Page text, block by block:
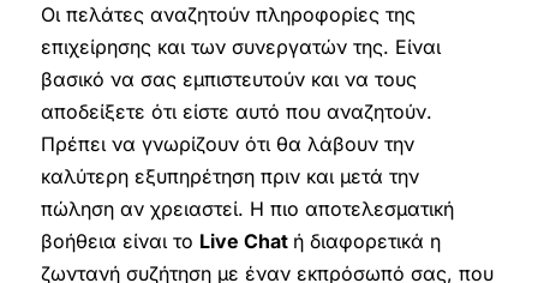
Οι πελάτες αναζητούν πληροφορίες της
επιχείρησης και των συνεργατών της. Είναι
βασικό να σας εμπιστευτούν και να τους
αποδείξετε ότι είστε αυτό που αναζητούν.
Πρέπει να γνωρίζουν ότι θα λάβουν την
καλύτερη εξυπηρέτηση πριν και μετά την
πώληση αν χρειαστεί. Η πιο αποτελεσματική
βοήθεια είναι το Live Chat ή διαφορετικά η
ζωντανή συζήτηση με έναν εκπρόσωπό σας, που